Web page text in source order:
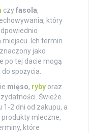
czyfasola,
który
miejscu. Ich termin
jako
po tej dacie mogą
spożycia.
mięso, ryby oraz
Świeże
1-2 dni od zakupu, a
mleczne,
które